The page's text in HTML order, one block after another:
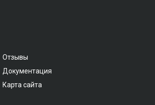
Отзывы
Документация
Карта сайта